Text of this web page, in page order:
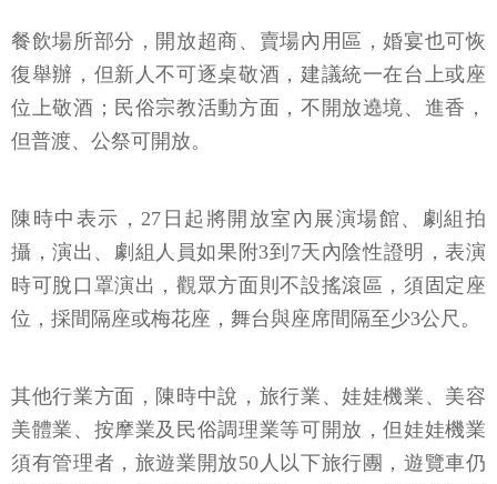
餐飲場所部分，開放超商、賣場內用區，婚宴也可恢
復舉辦，但新人不可逐桌敬酒，建議統一在台上或座
位上敬酒；民俗宗教活動方面，不開放遶境、進香，
但普渡、公祭可開放。
陳時中表示，27日起將開放室內展演場館、劇組拍
攝，演出、劇組人員如果附3到7天內陰性證明，表演
時可脫口罩演出，觀眾方面則不設搖滾區，須固定座
位，採間隔座或梅花座，舞台與座席間隔至少3公尺。
其他行業方面，陳時中說，旅行業、娃娃機業、美容
美體業、按摩業及民俗調理業等可開放，但娃娃機業
須有管理者，旅遊業開放50人以下旅行團，遊覽車仍